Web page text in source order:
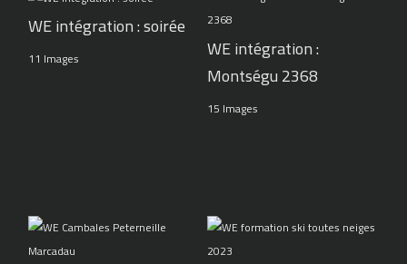
WE intégration : soirée
11 Images
WE intégration :
Montségu 2368
15 Images